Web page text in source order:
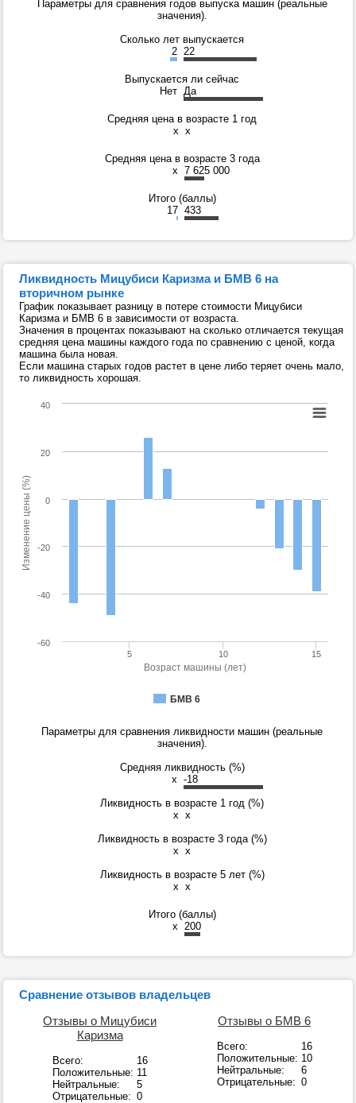
Параметры для сравнения годов выпуска машин (реальные
значения).
Сколько лет выпускается
2 22
Выпускается ли сейчас
Нет Да
Средняя цена в возрасте 1 год
x x
Средняя цена в возрасте 3 года
x 7 625 000
Итого (баллы)
17 433
Ликвидность Мицубиси Каризма и БМВ 6 на
вторичном рынке
График показывает разницу в потере стоимости Мицубиси
Каризма и БМВ 6 в зависимости от возраста.
Значения в процентах показывают на сколько отличается текущая
средняя цена машины каждого года по сравнению с ценой, когда
машина была новая.
Если машина старых годов растет в цене либо теряет очень мало,
то ликвидность хорошая.
Возраст машины (лет)
Изменение цены (%)
БМВ 6
5 10 15
-60
-40
-20
0
20
40
Параметры для сравнения ликвидности машин (реальные
значения).
Средняя ликвидность (%)
x -18
Ликвидность в возрасте 1 год (%)
x x
Ликвидность в возрасте 3 года (%)
x x
Ликвидность в возрасте 5 лет (%)
x x
Итого (баллы)
x
200
Сравнение отзывов владельцев
Отзывы о Мицубиси
Каризма
Всего:
16
Положительные: 11
Нейтральные:
5
Отрицательные: 0
Отзывы о БМВ 6
Всего:
16
Положительные: 10
Нейтральные:
6
Отрицательные: 0